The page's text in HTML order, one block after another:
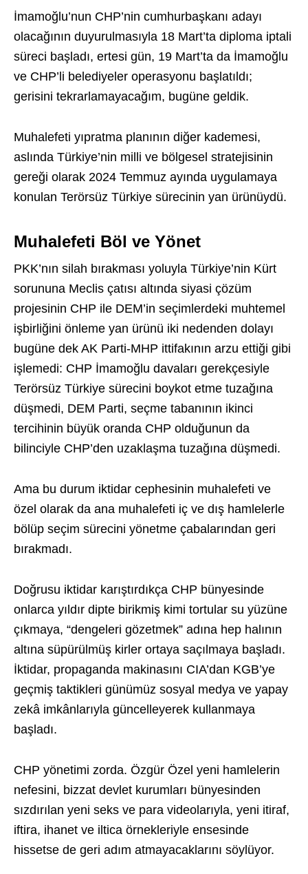
İmamoğlu’nun CHP’nin cumhurbaşkanı adayı
olacağının duyurulmasıyla 18 Mart’ta diploma iptali
süreci başladı, ertesi gün, 19 Mart’ta da İmamoğlu
ve CHP’li belediyeler operasyonu başlatıldı;
gerisini tekrarlamayacağım, bugüne geldik.
Muhalefeti yıpratma planının diğer kademesi,
aslında Türkiye’nin milli ve bölgesel stratejisinin
gereği olarak 2024 Temmuz ayında uygulamaya
konulan Terörsüz Türkiye sürecinin yan ürünüydü.
Muhalefeti Böl ve Yönet
PKK’nın silah bırakması yoluyla Türkiye’nin Kürt
sorununa Meclis çatısı altında siyasi çözüm
projesinin CHP ile DEM’in seçimlerdeki muhtemel
işbirliğini önleme yan ürünü iki nedenden dolayı
bugüne dek AK Parti-MHP ittifakının arzu ettiği gibi
işlemedi: CHP İmamoğlu davaları gerekçesiyle
Terörsüz Türkiye sürecini boykot etme tuzağına
düşmedi, DEM Parti, seçme tabanının ikinci
tercihinin büyük oranda CHP olduğunun da
bilinciyle CHP’den uzaklaşma tuzağına düşmedi.
Ama bu durum iktidar cephesinin muhalefeti ve
özel olarak da ana muhalefeti iç ve dış hamlelerle
bölüp seçim sürecini yönetme çabalarından geri
bırakmadı.
Doğrusu iktidar karıştırdıkça CHP bünyesinde
onlarca yıldır dipte birikmiş kimi tortular su yüzüne
çıkmaya, “dengeleri gözetmek” adına hep halının
altına süpürülmüş kirler ortaya saçılmaya başladı.
İktidar, propaganda makinasını CIA’dan KGB’ye
geçmiş taktikleri günümüz sosyal medya ve yapay
zekâ imkânlarıyla güncelleyerek kullanmaya
başladı.
CHP yönetimi zorda. Özgür Özel yeni hamlelerin
nefesini, bizzat devlet kurumları bünyesinden
sızdırılan yeni seks ve para videolarıyla, yeni itiraf,
iftira, ihanet ve iltica örnekleriyle ensesinde
hissetse de geri adım atmayacaklarını söylüyor.